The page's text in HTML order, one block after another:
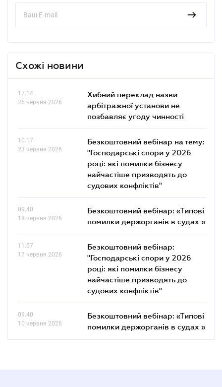
Схожі новини
17.14
26 червня 2026
Хибний переклад назви
арбітражної установи не
позбавляє угоду чинності
10.17
23 червня 2026
Безкоштовний вебінар на тему:
"Господарські спори у 2026
році: які помилки бізнесу
найчастіше призводять до
судових конфліктів"
09.40
18 червня 2026
Безкоштовний вебінар: «Типові
помилки держорганів в судах »
11.57
17 червня 2026
Безкоштовний вебінар:
"Господарські спори у 2026
році: які помилки бізнесу
найчастіше призводять до
судових конфліктів"
09.40
10 червня 2026
Безкоштовний вебінар: «Типові
помилки держорганів в судах »